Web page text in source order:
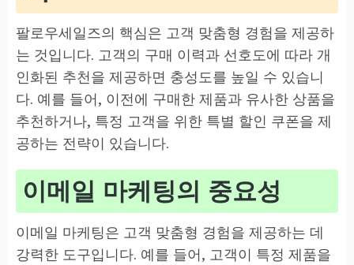
팔로우세일즈의 핵심은 고객 맞춤형 경험을 제공하
는 것입니다. 고객의 구매 이력과 선호도에 따라 개
인화된 추천을 제공하면 충성도를 높일 수 있습니
다. 예를 들어, 이전에 구매한 제품과 유사한 상품을
추천하거나, 특정 고객을 위한 특별 할인 쿠폰을 제
공하는 전략이 있습니다.
이메일 마케팅의 중요성
이메일 마케팅은 고객 맞춤형 경험을 제공하는 데
강력한 도구입니다. 예를 들어, 고객이 특정 제품을